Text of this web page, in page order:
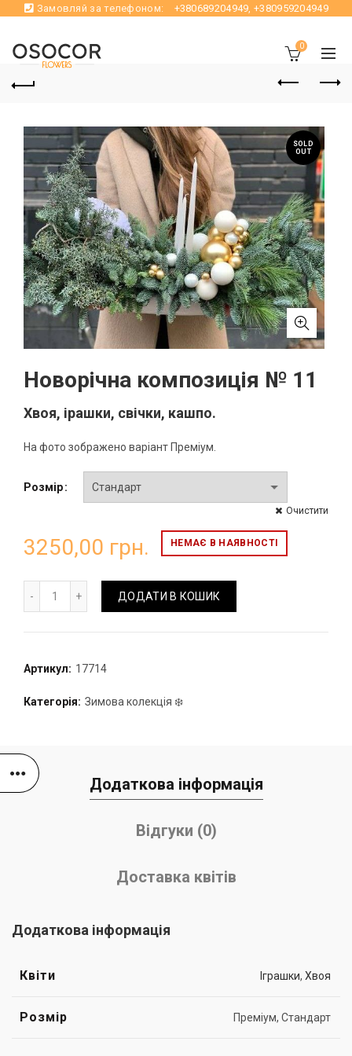
Замовляй за телефоном: +380689204949,+380959204949
0
SOLD
OUT
Новорічна композиція № 11
Хвоя, ірашки, свічки, кашпо.
На фото зображено варіант Преміум.
Розмір
Очистити
3250,00 грн. НЕМАЄ В НАЯВНОСТІ
ДОДАТИ В КОШИК
Артикул: 17714
Категорія: Зимова колекція ❄️
Додаткова інформація
Відгуки (0)
Доставка квітів
Додаткова інформація
Квіти Іграшки, Хвоя
Розмір Преміум, Стандарт